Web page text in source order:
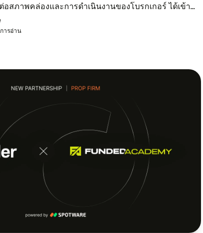
อสภาพคล่อง​และ​การ​ดำ​เนิน​งาน​ของ​โบรก​เกอร์ ได้​เข้า
า​รอ่าน